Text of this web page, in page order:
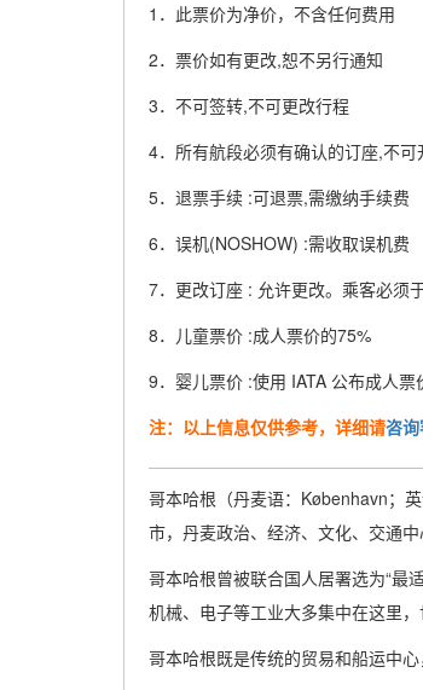
1．此票价为净价，不含任何费用
2．票价如有更改,恕不另行通知
3．不可签转,不可更改行程
4．所有航段必须有确认的订座,不可
5．退票手续 :可退票,需缴纳手续费
6．误机(NOSHOW) :需收取误机费
7．更改订座 : 允许更改。乘客必须
8．儿童票价 :成人票价的75%
9．婴儿票价 :使用 IATA 公布成人票
注：以上信息仅供参考，详细请咨
哥本哈根（丹麦语：København；
市，丹麦政治、经济、文化、交通
哥本哈根曾被联合国人居署选为“最
机械、电子等工业大多集中在这里
哥本哈根既是传统的贸易和船运中